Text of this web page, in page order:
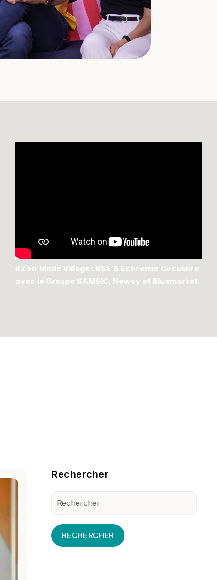
#2 En Mode Village : RSE & Economie Circulaire
avec le Groupe SAMSIC, Newcy et Bluemarket
Blog Sidebar
Rechercher
RECHERCHER